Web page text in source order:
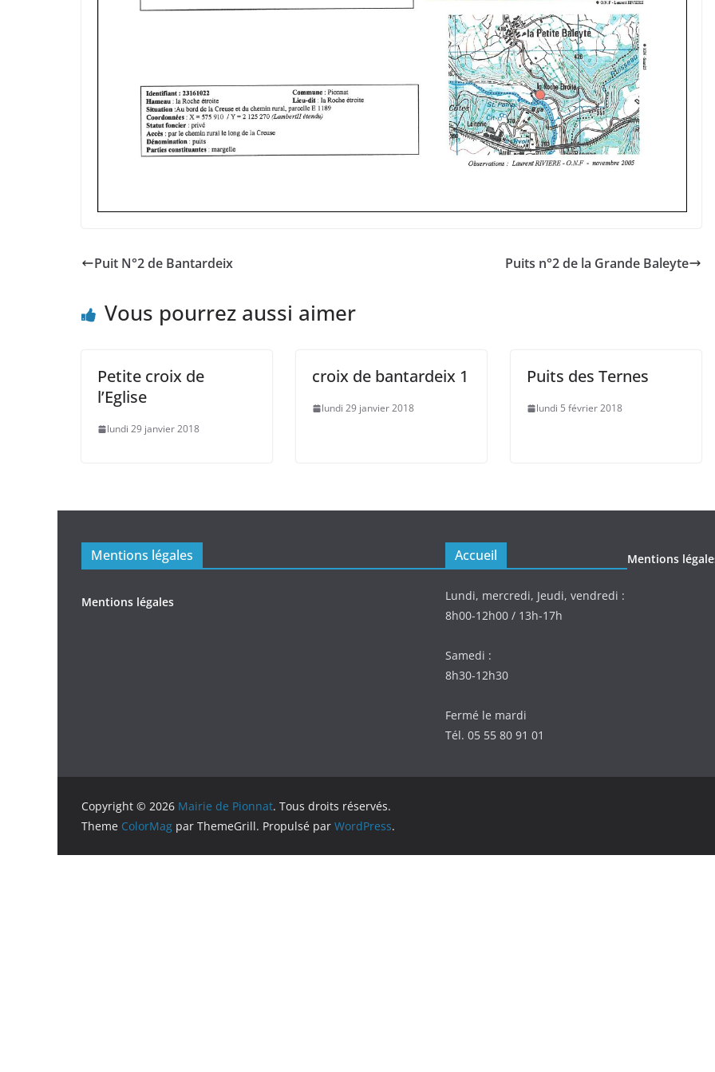
Puit N°2 de Bantardeix Puits n°2 de la Grande Baleyte
Vous pourrez aussi aimer
Petite croix de
l’Eglise
lundi 29 janvier 2018
croix de bantardeix 1
lundi 29 janvier 2018
Puits des Ternes
lundi 5 février 2018
Mentions légales
Mentions légales
Accueil
Lundi, mercredi, Jeudi, vendredi :
8h00-12h00 / 13h-17h
Samedi :
8h30-12h30
Fermé le mardi
Tél. 05 55 80 91 01
Mentions
Copyright © 2026 Mairie de Pionnat. Tous droits réservés.
Theme ColorMag par ThemeGrill. Propulsé par WordPress.